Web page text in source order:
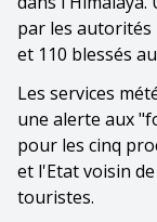
par les
et 110 blessés
Les services
une alerte aux
pour les cinq
et l'Etat voisin
touristes.